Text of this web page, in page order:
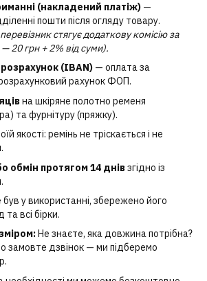
(накладений платіж) —
пошти після огляду товару.
стягує додаткову комісію за
20 грн + 2% від суми).
(IBAN) — оплата за
рахунок ФОП.
на шкіряне полотно ременя
та фурнітуру (пряжку).
якості: ремінь не тріскається і не
обмін протягом 14 днівзгідно із
був у використанні, збережено його
всі бірки.
Не знаєте, яка довжина потрібна?
замовте дзвінок — ми підберемо